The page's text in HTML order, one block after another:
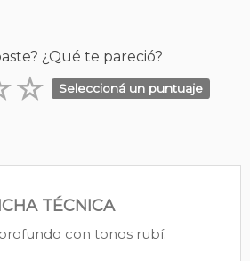
¿Qué te pareció?
Seleccioná un puntuaje
TÉCNICA
con tonos rubí.